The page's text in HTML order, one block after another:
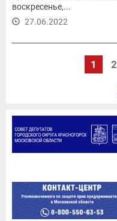
воскресенье,...
27.06.2022
1 2